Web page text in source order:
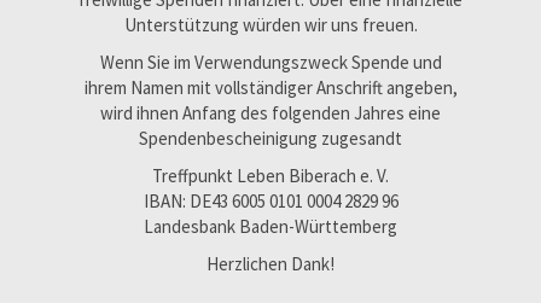
Unterstützung würden wir uns freuen.
Wenn Sie im Verwendungszweck Spende und
ihrem Namen mit vollständiger Anschrift angeben,
wird ihnen Anfang des folgenden Jahres eine
Spendenbescheinigung zugesandt
Treffpunkt Leben Biberach e. V.
IBAN: DE43 6005 0101 0004 2829 96
Landesbank Baden-Württemberg
Herzlichen Dank!